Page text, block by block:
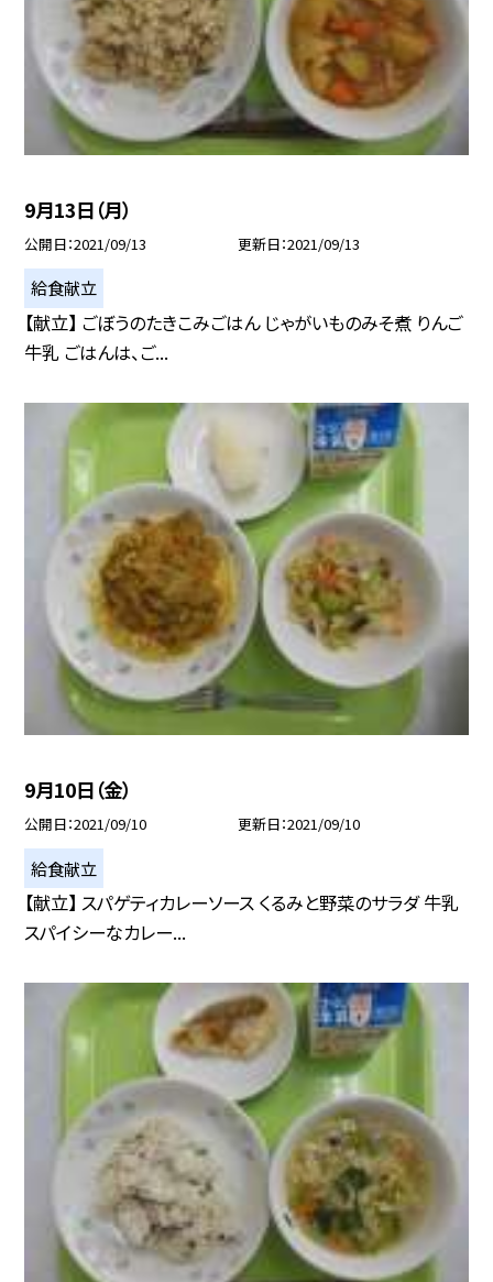
9月13日（月）
公開日 2021/09/13 更新日 2021/09/13
給食献立
【献立】 ごぼうのたきこみごはん じゃがいものみそ煮 りんご
牛乳 ごはんは、ご...
9月10日（金）
公開日 2021/09/10 更新日 2021/09/10
給食献立
【献立】 スパゲティカレーソース くるみと野菜のサラダ 牛乳
スパイシーなカレー...